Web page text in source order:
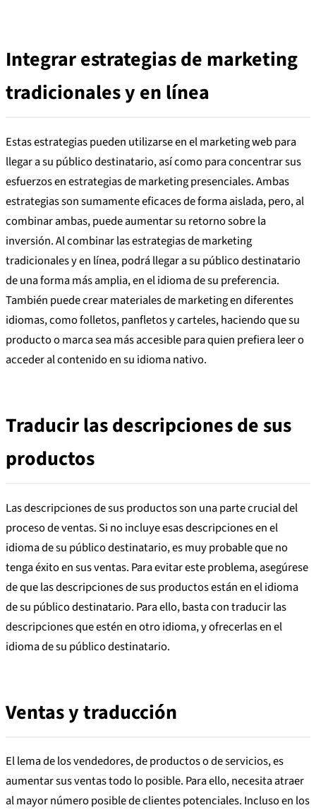
Integrar estrategias de marketing
tradicionales y en línea
Estas estrategias pueden utilizarse en el marketing web para
llegar a su público destinatario, así como para concentrar sus
esfuerzos en estrategias de marketing presenciales. Ambas
estrategias son sumamente eficaces de forma aislada, pero, al
combinar ambas, puede aumentar su retorno sobre la
inversión. Al combinar las estrategias de marketing
tradicionales y en línea, podrá llegar a su público destinatario
de una forma más amplia, en el idioma de su preferencia.
También puede crear materiales de marketing en diferentes
idiomas, como folletos, panfletos y carteles, haciendo que su
producto o marca sea más accesible para quien prefiera leer o
acceder al contenido en su idioma nativo.
Traducir las descripciones de sus
productos
Las descripciones de sus productos son una parte crucial del
proceso de ventas. Si no incluye esas descripciones en el
idioma de su público destinatario, es muy probable que no
tenga éxito en sus ventas. Para evitar este problema, asegúrese
de que las descripciones de sus productos están en el idioma
de su público destinatario. Para ello, basta con traducir las
descripciones que estén en otro idioma, y ofrecerlas en el
idioma de su público destinatario.
Ventas y traducción
El lema de los vendedores, de productos o de servicios, es
aumentar sus ventas todo lo posible. Para ello, necesita atraer
al mayor número posible de clientes potenciales. Incluso en los